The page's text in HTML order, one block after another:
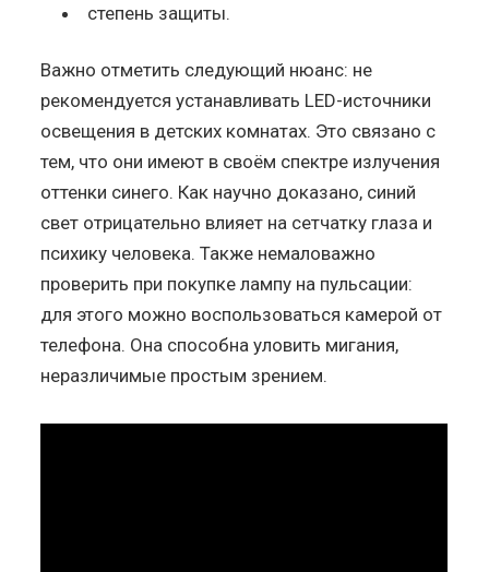
степень защиты.
Важно отметить следующий нюанс: не
рекомендуется устанавливать LED-источники
освещения в детских комнатах. Это связано с
тем, что они имеют в своём спектре излучения
оттенки синего. Как научно доказано, синий
свет отрицательно влияет на сетчатку глаза и
психику человека. Также немаловажно
проверить при покупке лампу на пульсации:
для этого можно воспользоваться камерой от
телефона. Она способна уловить мигания,
неразличимые простым зрением.